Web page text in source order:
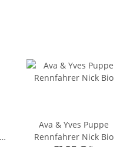
Ava & Yves Puppe
Rennfahrer Nick Bio